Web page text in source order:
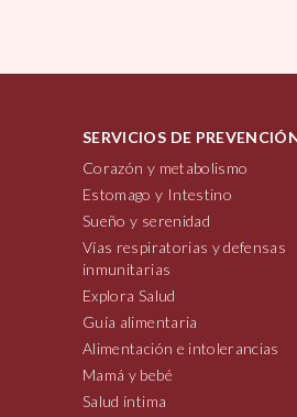
SERVICIOS DE
Corazón y metabolismo
Estomago y Intestino
Sueño y serenidad
Vías respiratorias y defensas
inmunitarias
Explora Salud
Guía alimentaria
Alimentación e intolerancias
Mamá y bebé
Salud íntima